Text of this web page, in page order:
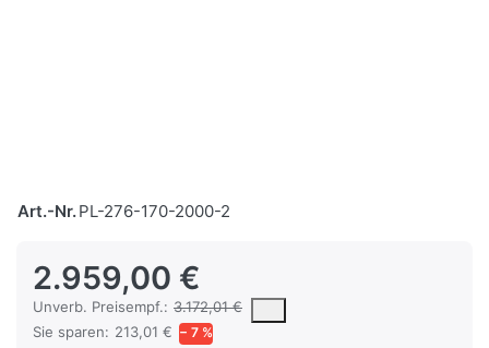
Art.-Nr.PL-276-170-2000-2
2.959,00 €
Unverb. Preisempf.: 3.172,01 €
Die UVP ist der vorgeschlagene oder empfohlene Verkaufspreis
Sie sparen: 213,01 € − 7 %